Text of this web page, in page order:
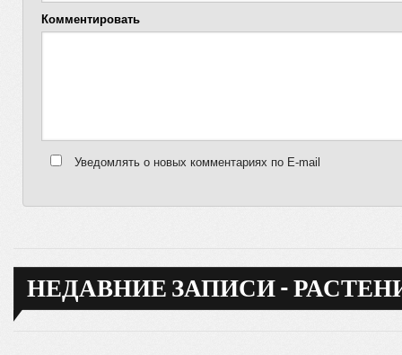
Комментировать
Уведомлять о новых комментариях по E-mail
НЕДАВНИЕ ЗАПИСИ -